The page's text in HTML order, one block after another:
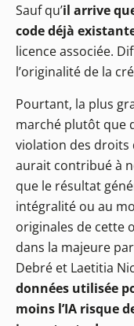
Sauf qu’il arrive
code déjà
licence associée.
l’originalité de la
Pourtant, la plus
marché plutôt que
violation des droits
aurait contribué à
que le résultat
intégralité ou au
originales de cette
dans la majeure
Debré et Laetitia
données utilisée
moins l’IA risque